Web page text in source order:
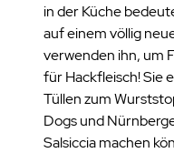
in der Küche
auf einem völlig
verwenden ihn, um
für Hackfleisch! Sie
Tüllen zum
Dogs und
Salsiccia machen